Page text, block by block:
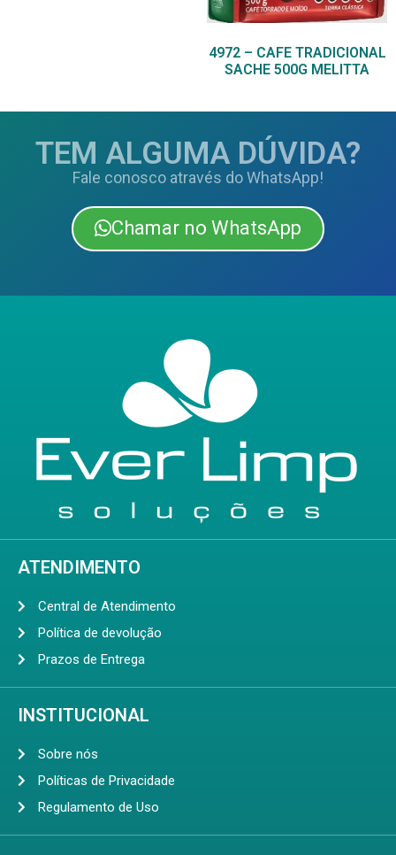
4972 – CAFE TRADICIONAL
SACHE 500G MELITTA
TEM ALGUMA DÚVIDA?
Fale conosco através do WhatsApp!
Chamar no WhatsApp
ATENDIMENTO
Central de Atendimento
Política de devolução
Prazos de Entrega
INSTITUCIONAL
Sobre nós
Políticas de Privacidade
Regulamento de Uso